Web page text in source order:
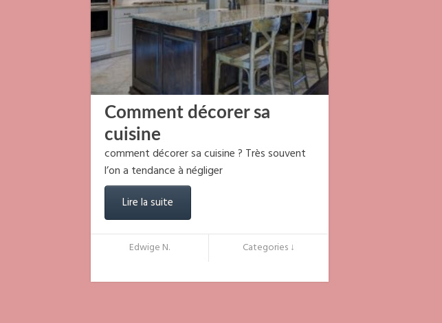
Comment décorer sa
cuisine
comment décorer sa cuisine ? Très souvent
l’on a tendance à négliger
Lire la suite
Edwige N. Categories ↓